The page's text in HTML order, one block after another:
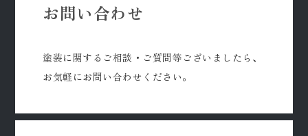
お問い合わせ
塗装に関するご相談・ご質問等ございましたら、
お気軽にお問い合わせください。